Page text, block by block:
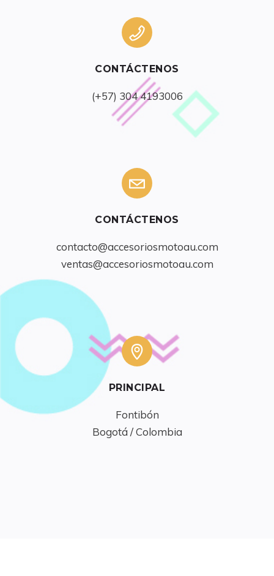
CONTÁCTENOS
(+57) 304 4193006
CONTÁCTENOS
contacto@accesoriosmotoau.com
ventas@accesoriosmotoau.com
PRINCIPAL
Fontibón
Bogotá / Colombia